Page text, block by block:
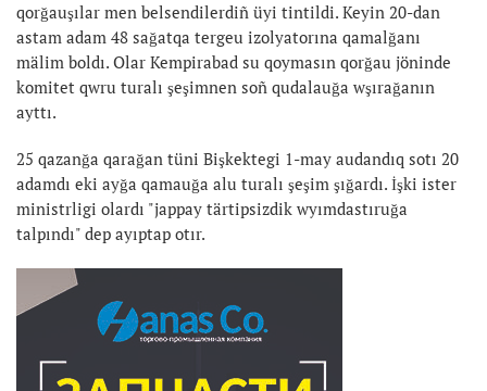
qorğauşılar men belsendilerdiñ üyi tintildi. Keyin 20-dan
astam adam 48 sağatqa tergeu izolyatorına qamalğanı
mälim boldı. Olar Kempirabad su qoymasın qorğau jöninde
komitet qwru turalı şeşimnen soñ qudalauğa wşırağanın
ayttı.
25 qazanğa qarağan tüni Bişkektegi 1-may audandıq sotı 20
adamdı eki ayğa qamauğa alu turalı şeşim şığardı. İşki ister
ministrligi olardı "jappay tärtipsizdik wyımdastıruğa
talpındı" dep ayıptap otır.